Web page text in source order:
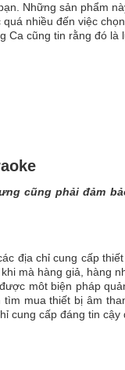
Những sản phẩm
nhiều đến việc
cũng tin rằng đó là
cũng phải đảm
địa chỉ cung cấp
mà hàng giả, hàng
môt biện pháp
mua thiết bị âm
cung cấp đáng tin cậy